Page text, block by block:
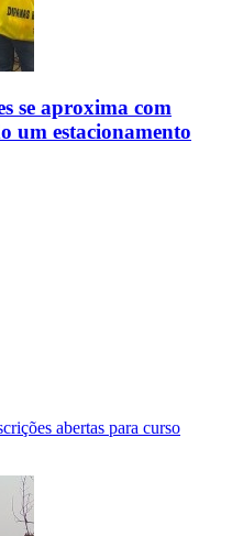
se aproxima com
um estacionamento
abertas para curso